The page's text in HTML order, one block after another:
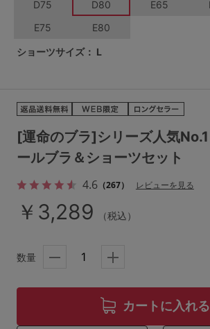
サイズの表示を閉じる
新着アイテム
WEB限定アイテム
[運命のブラ]シリーズ人気
ールブラ＆ショーツセット
4.6（267） レビューを見る
￥3,289 （税込）
D75
D80 E65
E75
E80
ショーツサイズ： L
数量
カートに入れる